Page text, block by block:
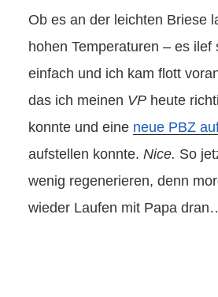
Ob es an der leichten Briese
hohen Temperaturen – es ilef
einfach und ich kam flott
das ich meinen VP heute
konnte und eine neue PBZ
aufstellen konnte. Nice. So
wenig regenerieren, denn
wieder Laufen mit Papa